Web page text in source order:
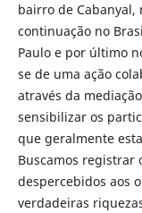
bairro de Cabanyal,
continuação no
Paulo e por último
se de uma ação
através da
sensibilizar os
que geralmente
Buscamos registrar
despercebidos aos
verdadeiras